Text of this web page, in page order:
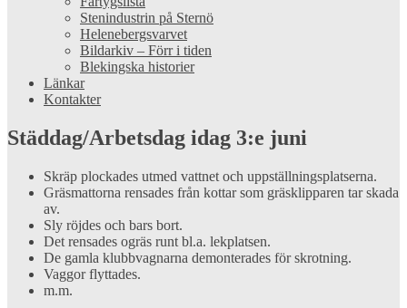
Stenindustrin på Sternö
Helenebergsvarvet
Bildarkiv – Förr i tiden
Blekingska historier
Länkar
Kontakter
Städdag/Arbetsdag idag 3:e juni
Skräp plockades utmed vattnet och uppställningsplatserna.
Gräsmattorna rensades från kottar som gräsklipparen tar skada
av.
Sly röjdes och bars bort.
Det rensades ogräs runt bl.a. lekplatsen.
De gamla klubbvagnarna demonterades för skrotning.
Vaggor flyttades.
m.m.